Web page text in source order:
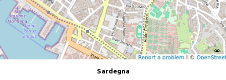
Sardegna